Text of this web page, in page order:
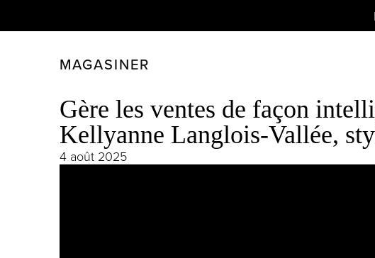
MAGASINER
Gère les ventes de façon
Kellyanne Langlois-Vallée,
4 août 2025